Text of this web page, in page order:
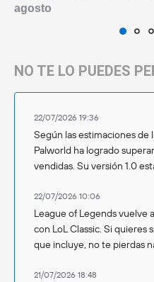
agosto
NO TE LO PUEDES
22/07/2026 19:36
Según las estimaciones de
Palworld ha logrado
vendidas. Su versión 1.0
22/07/2026 10:06
League of Legends vuelve
con LoL Classic. Si quieres
que incluye, no te pierdas
21/07/2026 18:48